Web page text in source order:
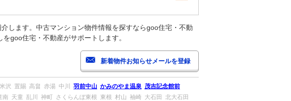
します。中古マンション物件情報を探すならgoo住宅・不動
goo住宅・不動産がサポートします。
米沢 置賜 高畠 赤湯 中川 羽前中山 かみのやま温泉 茂吉記念館前
南 天童 乱川 神町 さくらんぼ東根 東根 村山 袖崎 大石田
北大石田